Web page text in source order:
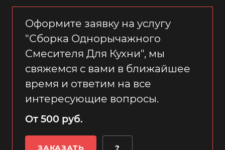
Оформите заявку на услугу
"Сборка Однорычажного
Смесителя Для Кухни", мы
свяжемся с вами в ближайшее
время и ответим на все
интересующие вопросы.
От 500 руб.
ЗАКАЗАТЬ ?